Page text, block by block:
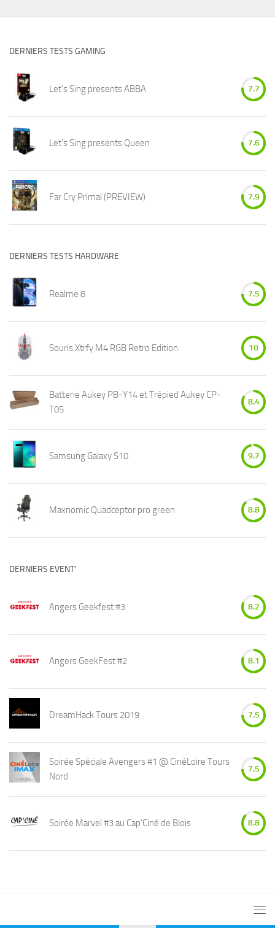
DERNIERS TESTS GAMING
Let's Sing presents ABBA 7.7
Let's Sing presents Queen 7.6
Far Cry Primal (PREVIEW) 7.9
DERNIERS TESTS HARDWARE
Realme 8 7.5
Souris Xtrfy M4 RGB Retro Edition 10
Batterie Aukey PB-Y14 et Trépied Aukey CP-
T05
8.4
Samsung Galaxy S10 9.7
Maxnomic Quadceptor pro green 8.8
DERNIERS EVENT’
Angers Geekfest #3 8.2
Angers GeekFest #2 8.1
DreamHack Tours 2019 7.5
Soirée Spéciale Avengers #1 @ CinéLoire Tours
Nord
7.5
Soirée Marvel #3 au Cap’Ciné de Blois 8.8